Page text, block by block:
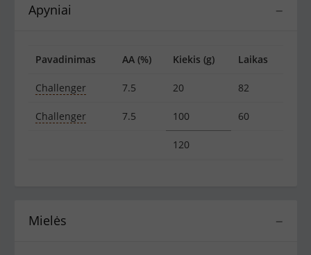
−
Apyniai
Pavadinimas AA (%) Kiekis (g) Laikas
Challenger 7.5 20 82
Challenger 7.5 100 60
120
−
Mielės